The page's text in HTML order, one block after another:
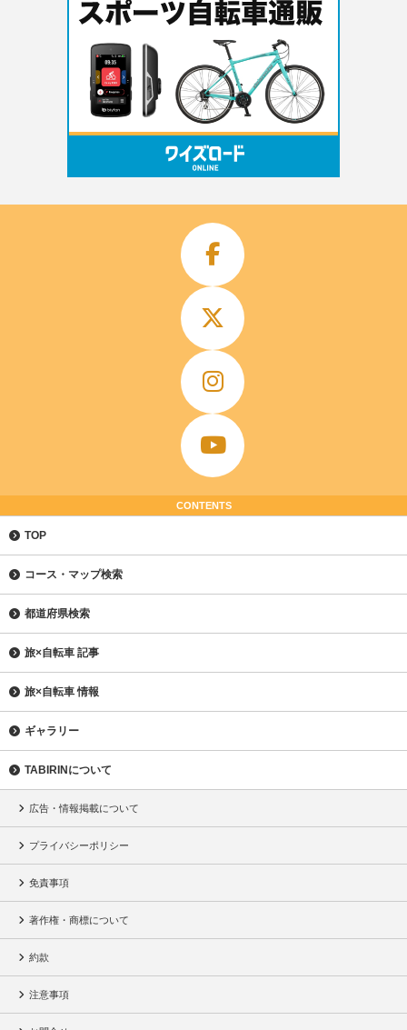
CONTENTS
TOP
コース・マップ検索
都道府県検索
旅×自転車 記事
旅×自転車 情報
ギャラリー
TABIRINについて
広告・情報掲載について
プライバシーポリシー
免責事項
著作権・商標について
約款
注意事項